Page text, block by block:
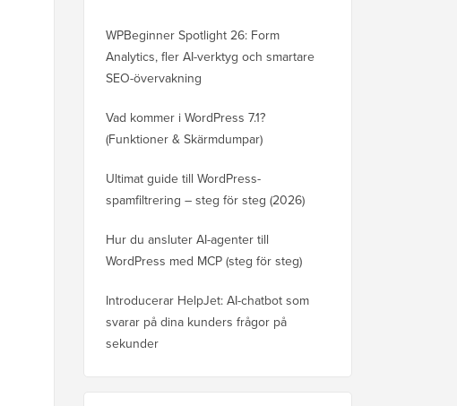
WPBeginner Spotlight 26: Form
Analytics, fler AI-verktyg och smartare
SEO-övervakning
Vad kommer i WordPress 7.1?
(Funktioner & Skärmdumpar)
Ultimat guide till WordPress-
spamfiltrering – steg för steg (2026)
Hur du ansluter AI-agenter till
WordPress med MCP (steg för steg)
Introducerar HelpJet: AI-chatbot som
svarar på dina kunders frågor på
sekunder